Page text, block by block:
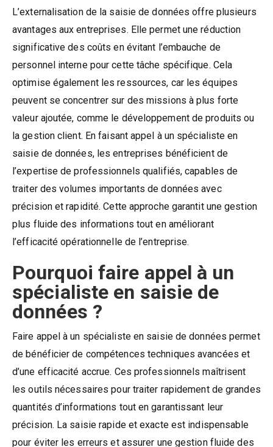
L’externalisation de la saisie de données offre plusieurs
avantages aux entreprises. Elle permet une réduction
significative des coûts en évitant l’embauche de
personnel interne pour cette tâche spécifique. Cela
optimise également les ressources, car les équipes
peuvent se concentrer sur des missions à plus forte
valeur ajoutée, comme le développement de produits ou
la gestion client. En faisant appel à un spécialiste en
saisie de données, les entreprises bénéficient de
l’expertise de professionnels qualifiés, capables de
traiter des volumes importants de données avec
précision et rapidité. Cette approche garantit une gestion
plus fluide des informations tout en améliorant
l’efficacité opérationnelle de l’entreprise.
Pourquoi faire appel à un
spécialiste en saisie de
données ?
Faire appel à un spécialiste en saisie de données permet
de bénéficier de compétences techniques avancées et
d’une efficacité accrue. Ces professionnels maîtrisent
les outils nécessaires pour traiter rapidement de grandes
quantités d’informations tout en garantissant leur
précision. La saisie rapide et exacte est indispensable
pour éviter les erreurs et assurer une gestion fluide des